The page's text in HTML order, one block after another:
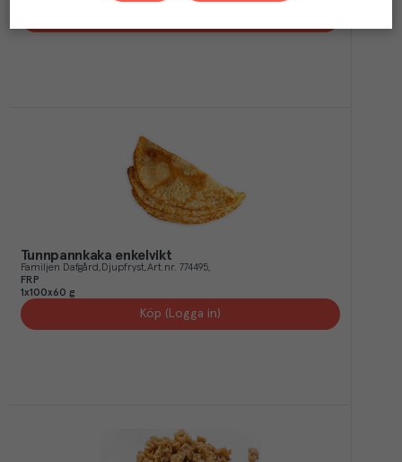
Tunnpannkaka enkelvikt
Familjen Dafgård Djupfryst Art.nr. 774495
FRP
1x100x60 g
Köp (Logga in)